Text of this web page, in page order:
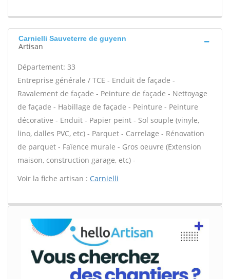
Carnielli Sauveterre de guyenn
Artisan
Département: 33
Entreprise générale / TCE - Enduit de façade -
Ravalement de façade - Peinture de façade - Nettoyage
de façade - Habillage de façade - Peinture - Peinture
décorative - Enduit - Papier peint - Sol souple (vinyle,
lino, dalles PVC, etc) - Parquet - Carrelage - Rénovation
de parquet - Faïence murale - Gros oeuvre (Extension
maison, construction garage, etc) -
Voir la fiche artisan : Carnielli